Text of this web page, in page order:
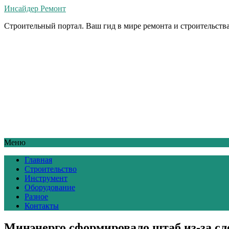
Инсайдер Ремонт
Строительный портал. Ваш гид в мире ремонта и
Меню
Главная
Строительство
Инструмент
Оборудование
Разное
Контакты